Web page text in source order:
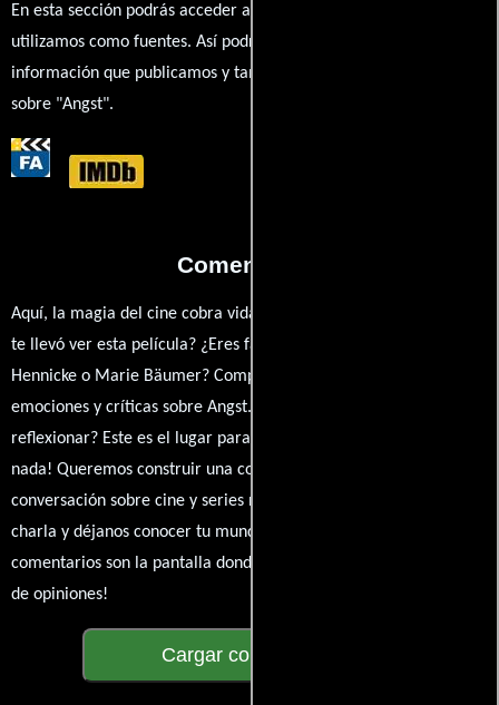
En esta sección podrás acceder a los recursos externos que
utilizamos como fuentes. Así podrás chequear toda la
información que publicamos y también ampliar tu conocimiento
sobre "Angst".
Comentarios
Aquí, la magia del cine cobra vida a través de tus opiniones. ¿Qué
te llevó ver esta película? ¿Eres fan de Oskar Roehler, André
Hennicke o Marie Bäumer? Comparte tus pensamientos,
emociones y críticas sobre Angst. ¿Te hizo reír, llorar o
reflexionar? Este es el lugar para expresarlo. ¡No te guardes
nada! Queremos construir una comunidad apasionada donde la
conversación sobre cine y series nunca se detenga. Únete a la
charla y déjanos conocer tu mundo cinematográfico. ¡Los
comentarios son la pantalla donde se proyecta nuestra diversidad
de opiniones!
Cargar comentarios